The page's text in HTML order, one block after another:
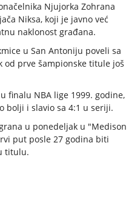
Njujorka Zohrana
Niksa, koji je javno već
naklonost građana.
u San Antoniju poveli sa
od prve šampionske titule još
finalu NBA lige 1999. godine,
bolji i slavio sa 4:1 u seriji.
u ponedeljak u "Medison
put posle 27 godina biti
titulu.